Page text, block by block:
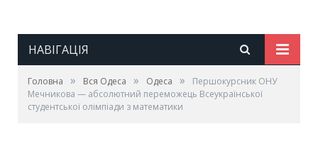
НАВІГАЦІЯ
Головна » Вся Одеса » Одеса »
Першокурсник ОНУ
Мечникова — абсолютний переможець Всеукраїнської
студентської олімпіади з математики